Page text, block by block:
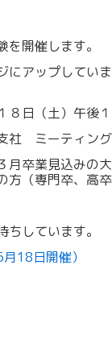
開催します。
にアップしてい
日（土）午後
社 ミーティング
卒業見込みの
（専門卒、高卒
しています。
18日開催）